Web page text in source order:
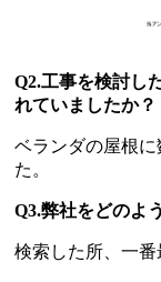
Q2.工事を検討し
れていましたか？
ベランダの屋根
た。
Q3.弊社をどのよ
検索した所、一